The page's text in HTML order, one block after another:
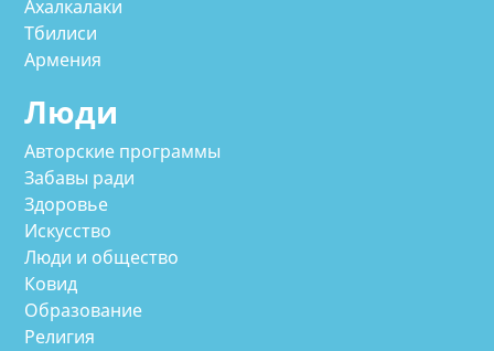
Ахалкалаки
Тбилиси
Армения
Люди
Авторские программы
Забавы ради
Здоровье
Искусство
Люди и общество
Ковид
Образование
Религия